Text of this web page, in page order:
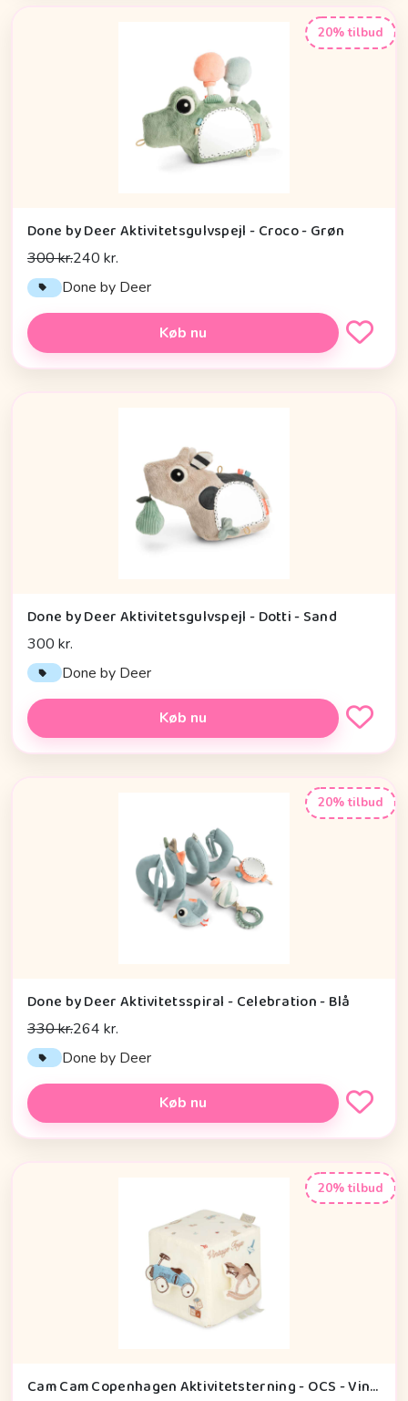
20% tilbud
Done by Deer Aktivitetsgulvspejl - Croco - Grøn
300 kr.240 kr.
Done by Deer
Køb nu
Done by Deer Aktivitetsgulvspejl - Dotti - Sand
300 kr.
Done by Deer
Køb nu
20% tilbud
Done by Deer Aktivitetsspiral - Celebration - Blå
330 kr.264 kr.
Done by Deer
Køb nu
20% tilbud
Cam Cam Copenhagen Aktivitetsterning - OCS - Vintage Toys